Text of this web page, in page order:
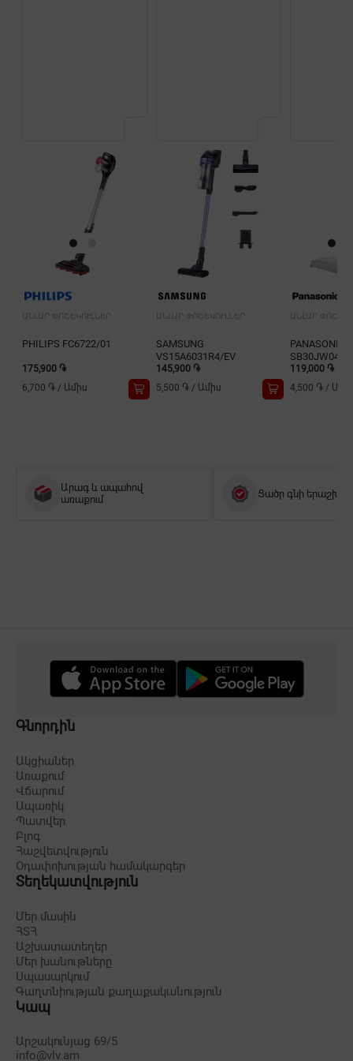
ԱՆԼԱՐ ՓՈՇԵԿՈՒԼՆԵՐ
PHILIPS FC6722/01
175,900 ֏
6,700 ֏ / Ամիս
ԱՆԼԱՐ ՓՈՇԵԿՈՒԼՆԵՐ
SAMSUNG
VS15A6031R4/EV
145,900 ֏
5,500 ֏ / Ամիս
ԱՆԼԱՐ
PANASONIC
SB30JW049
119,000 ֏
4,500 ֏ /
Արագ և ապահով
առաքում
Ցածր գնի երաշխիք
Գնորդին
Ակցիաներ
Առաքում
Վճարում
Ապառիկ
Պատվեր
Բլոգ
Հաշվետվություն
Օդափոխության համակարգեր
Տեղեկատվություն
Մեր մասին
ՀՏՀ
Աշխատատեղեր
Մեր խանութները
Սպասարկում
Գաղտնիության քաղաքականություն
Կապ
Արշակունյաց 69/5
info@vlv.am